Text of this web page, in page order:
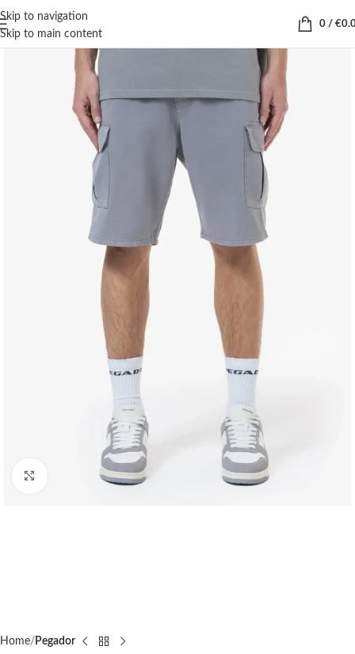
Skip to navigation
Skip to main content
0 / €
Click to enlarge
Home Pegador​